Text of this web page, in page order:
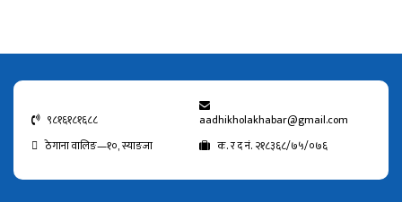
९८१६१८१६८८
aadhikholakhabar@gmail.com
ठेगाना वालिङ—१०, स्याङजा
क. र द नं. २१८३६८/७५/०७६